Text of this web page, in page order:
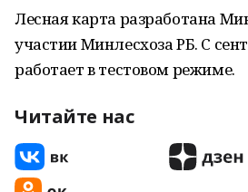
Лесная карта разработана
участии Минлесхоза РБ. С
работает в тестовом режиме.
Читайте нас